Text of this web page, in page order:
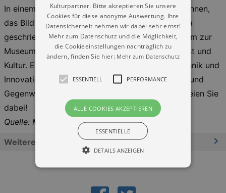
In einem Zug ... das Glas geleert, das Spiel gewonnen,
das Bild vollendet, den Bau errichtet und die Tora
geschrieben. In einem Zug... vereint das Programm zur
Museumsnacht im Landhaus die Vielfalt von Kunst und
Kultur. Es blickt auf Bewegung und Prozess, Technik und
Innovation, Handwerk und Tradition, Geschichte und
Gegenwart. Machen Sie den nächsten Zug und seien Sie
dabei!
Quelle: Museen der Stadt Dresden
Weitere Informationen
Kulturpartner. Bitte akzeptieren Sie unsere
Cookies für diese anonyme Auswertung. Ihre
Datensicherheit nehmen wir dabei sehr ernst!
Mehr zum Datenschutz und die Möglichkeit,
die Cookieeinstellungen nachträglich zu
ändern, finden Sie hier: Mehr zum Datenschutz
ESSENTIELL PERFORMANCE
ALLE COOKIES AKZEPTIEREN
ESSENTIELLE
DETAILS ANZEIGEN
Essentiell Performance